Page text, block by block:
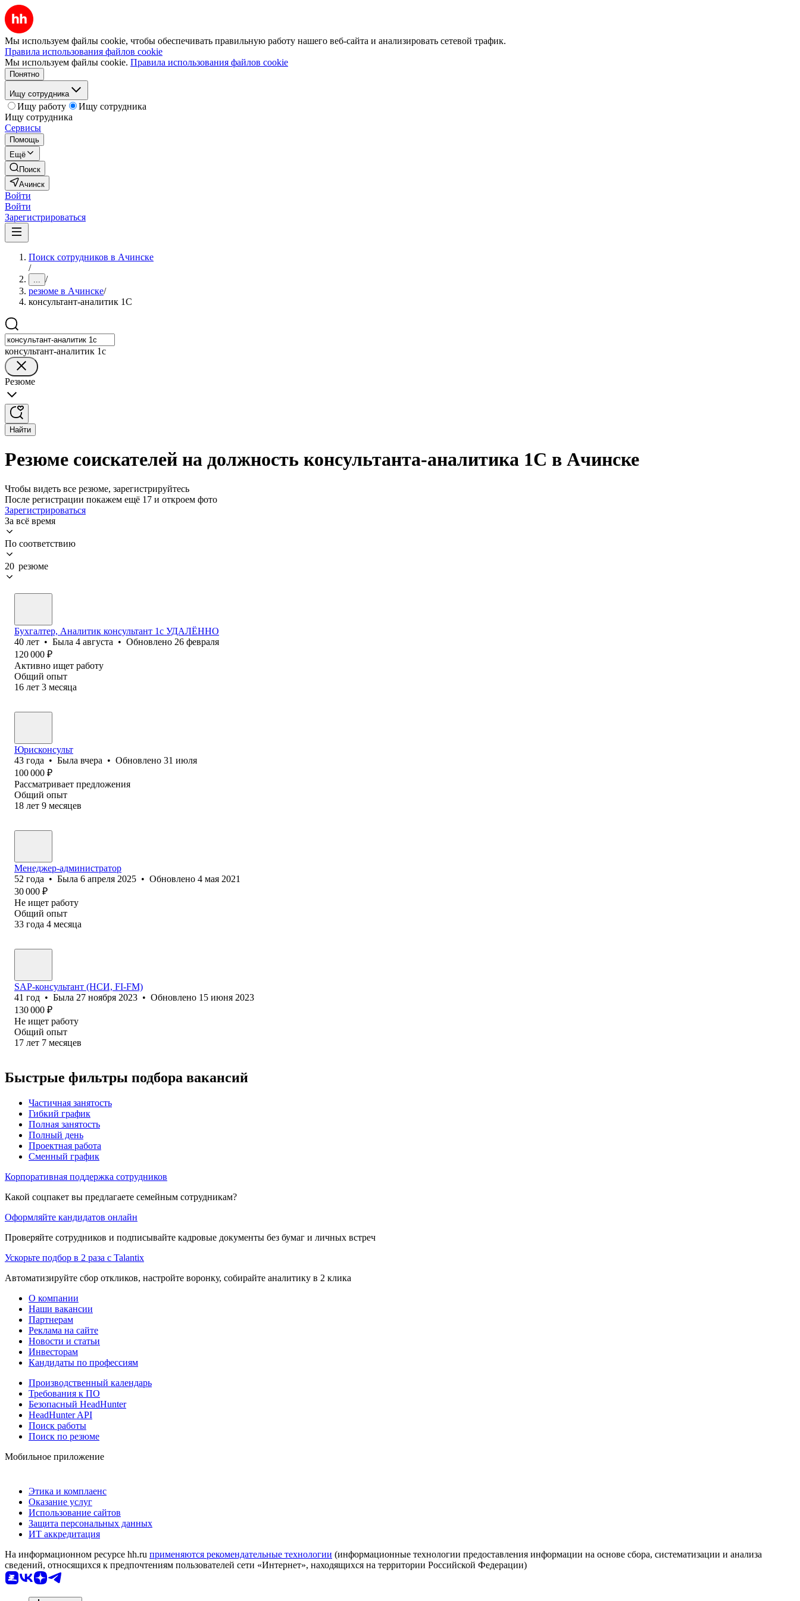
Мы используем файлы cookie, чтобы обеспечивать правильную работу нашего веб-сайта и анализировать сетевой трафик.
Правила использования файлов cookie
Мы используем файлы cookie. Правила использования файлов cookie
Понятно
Ищу сотрудника
Ищу работу
Ищу сотрудника
Ищу сотрудника
Сервисы
Помощь
Ещё
Поиск
Ачинск
Войти
Войти
Зарегистрироваться
Поиск сотрудников в Ачинске
/
... /
резюме в Ачинске/
консультант-аналитик 1С
консультант-аналитик 1с
Резюме
Найти
Резюме соискателей на должность консультанта-аналитика 1С в Ачинске
Чтобы видеть все резюме, зарегистрируйтесь
После регистрации покажем ещё 17 и откроем фото
Зарегистрироваться
За всё время
По соответствию
20 резюме
Бухгалтер, Аналитик консультант 1с УДАЛЁННО
40 лет • Была 4 августа • Обновлено 26 февраля
120 000 ₽
Активно ищет работу
Общий опыт
16 лет 3 месяца
Юрисконсульт
43 года • Была вчера • Обновлено 31 июля
100 000 ₽
Рассматривает предложения
Общий опыт
18 лет 9 месяцев
Менеджер-администратор
52 года • Была 6 апреля 2025 • Обновлено 4 мая 2021
30 000 ₽
Не ищет работу
Общий опыт
33 года 4 месяца
SAP-консультант (НСИ, FI-FM)
41 год • Была 27 ноября 2023 • Обновлено 15 июня 2023
130 000 ₽
Не ищет работу
Общий опыт
17 лет 7 месяцев
Быстрые фильтры подбора вакансий
Частичная занятость
Гибкий график
Полная занятость
Полный день
Проектная работа
Сменный график
Корпоративная поддержка сотрудников
Какой соцпакет вы предлагаете семейным сотрудникам?
Оформляйте кандидатов онлайн
Проверяйте сотрудников и подписывайте кадровые документы без бумаг и личных встреч
Ускорьте подбор в 2 раза с Talantix
Автоматизируйте сбор откликов, настройте воронку, собирайте аналитику в 2 клика
О компании
Наши вакансии
Партнерам
Реклама на сайте
Новости и статьи
Инвесторам
Кандидаты по профессиям
Производственный календарь
Требования к ПО
Безопасный HeadHunter
HeadHunter API
Поиск работы
Поиск по резюме
Мобильное приложение
Этика и комплаенс
Оказание услуг
Использование сайтов
Защита персональных данных
ИТ аккредитация
На информационном ресурсе hh.ru применяются рекомендательные технологии (информационные технологии предоставления информации на основе сбора, систематизации и анализа
сведений, относящихся к предпочтениям пользователей сети «Интернет», находящихся на территории Российской Федерации)